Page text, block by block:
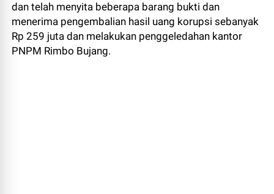
dan telah menyita beberapa barang bukti dan
menerima pengembalian hasil uang korupsi sebanyak
Rp 259 juta dan melakukan penggeledahan kantor
PNPM Rimbo Bujang.